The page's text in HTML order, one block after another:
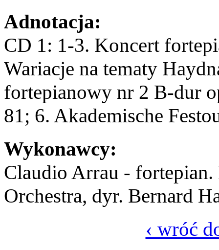
Adnotacja:
CD 1: 1-3. Koncert
Wariacje na tematy
fortepianowy nr 2 B-dur
81; 6. Akademische
Wykonawcy:
Claudio Arrau -
Orchestra, dyr. Bernard
‹ wróć